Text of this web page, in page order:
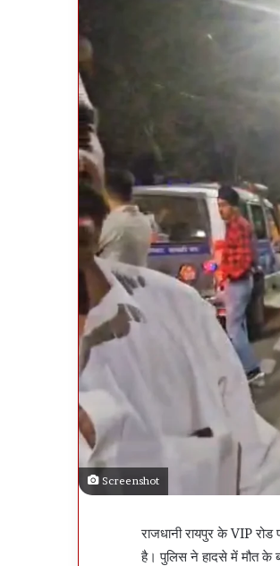
Screenshot
राजधानी रायपुर के VIP
है। पुलिस ने हादसे में मौत के